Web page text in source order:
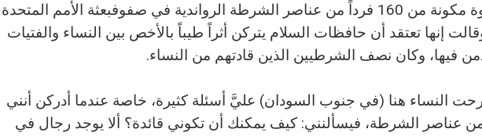
قادتجاكلين أوروجينيقوة مكونة من 160 فرداً من عناصر الشرطة الرواندية في صفوفبعثة الأمم المتحدة
إنها تعتقد أن حافظات السلام يتركن أثراً طيباً بالأخص بين النساء والفتيات
فيها، وكان نصف الشرطيين الذين قادتهم من النساء.
النساء هنا (في جنوب السودان) عليَّ أسئلة كثيرة، خاصة عندما أدركن أنني
عناصر الشرطة، فيسألنني: كيف يمكنك أن تكوني قائدة؟ ألا يوجد رجال في